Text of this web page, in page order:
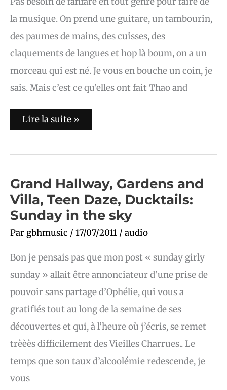
la musique. On prend une guitare, un tambourin,
des paumes de mains, des cuisses, des
claquements de langues et hop là boum, on a un
morceau qui est né. Je vous en bouche un coin, je
sais. Mais c’est ce qu’elles ont fait Thao and
Lire la suite »
Grand Hallway, Gardens and
Villa, Teen Daze, Ducktails:
Sunday in the sky
Par gbhmusic / 17/07/2011 / audio
Bon je pensais pas que mon post « sunday girly
sunday » allait être annonciateur d’une prise de
pouvoir sans partage d’Ophélie, qui vous a
gratifiés tout au long de la semaine de ses
découvertes et qui, à l’heure où j’écris, se remet
trèèès difficilement des Vieilles Charrues.. Le
temps que son taux d’alcoolémie redescende, je
vous
Grand
Hallway,
Gardens
and
Villa,
Teen
Daze,
Ducktails:
in
the
sky